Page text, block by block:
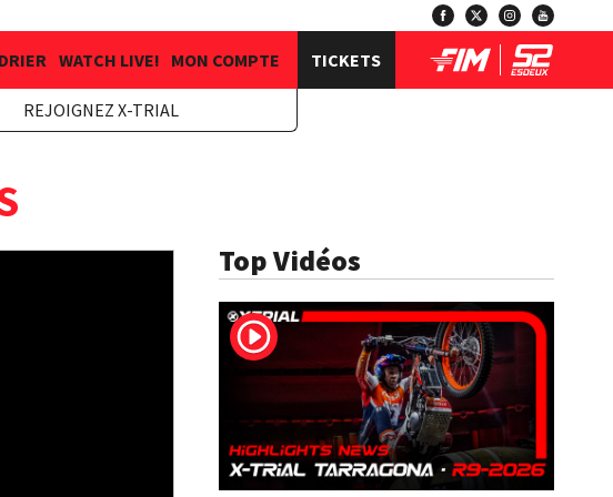
WATCH LIVE! MON COMPTE
REJOIGNEZ X-TRIAL
TICKETS
Top Vidéos